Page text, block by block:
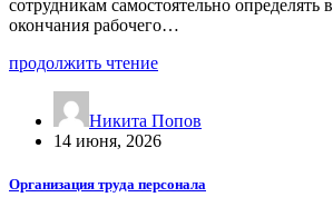
сотрудникам самостоятельно определять
окончания рабочего…
продолжить чтение
Никита Попов
14 июня, 2026
Организация труда персонала